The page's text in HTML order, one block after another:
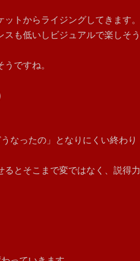
トからライジングしてきます。
も低いしビジュアルで楽しそう
ですね。
なったの」となりにくい終わり
とそこまで変ではなく、説得力